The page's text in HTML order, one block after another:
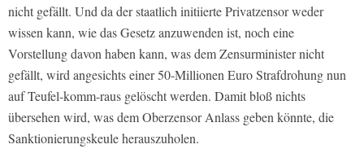
nicht gefällt. Und da der staatlich initiierte Privatzensor weder
wissen kann, wie das Gesetz anzuwenden ist, noch eine
Vorstellung davon haben kann, was dem Zensurminister nicht
gefällt, wird angesichts einer 50-Millionen Euro Strafdrohung nun
auf Teufel-komm-raus gelöscht werden. Damit bloß nichts
übersehen wird, was dem Oberzensor Anlass geben könnte, die
Sanktionierungskeule herauszuholen.